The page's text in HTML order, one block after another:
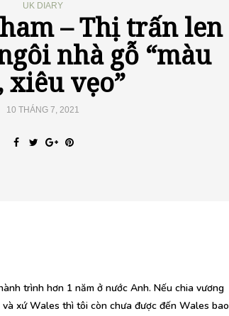
UK DIARY
– Thị trấn len
nhà gỗ “màu
xiêu vẹo”
10 THÁNG 7, 2021
trình hơn 1 năm ở nước Anh. Nếu chia vương
xứ Wales thì tôi còn chưa được đến Wales bao